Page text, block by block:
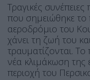
Τραγικές
που σημειώθηκε το
αεροδρόμιο του
χάνει τη ζωή του
τραυματίζονται. Το
νέα κλιμάκωση της
περιοχή του